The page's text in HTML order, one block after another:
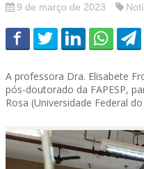
9 de março de 2023
A professora Dra. Elisabete
pós-doutorado da FAPESP,
Rosa (Universidade Federal do